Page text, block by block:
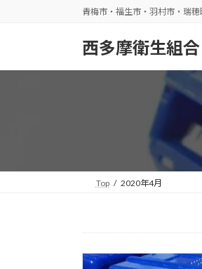
青梅市・福生市・羽村市・瑞
西多摩衛生組合
Top 2020年4月